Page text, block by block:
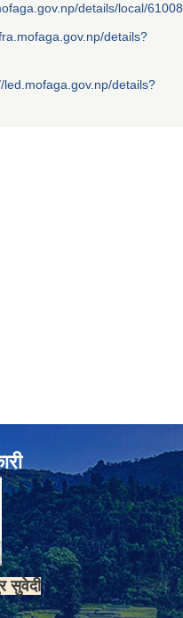
details/local/61008
details?
led.mofaga.gov.np/details?
सुवेदी